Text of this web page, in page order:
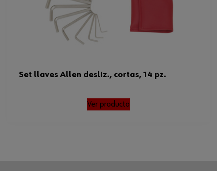
Set llaves Allen desliz., cortas, 14 pz.
Ver producto